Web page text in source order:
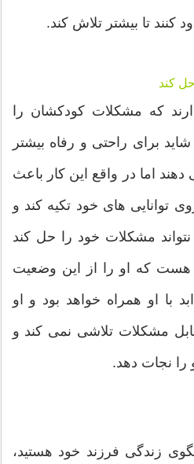
تا بیشتر تلاش کند.
کند
که مشکلات کودکشان را
برای راحتی و رفاه بیشتر
اما در واقع این کار باعث
توانایی های خود تکیه کند و
مشکلات خود را حل کند
که او را از این وضعیت
با او همراه خواهد بود و او
مشکلات تلاشی نمی کند و
را نجات دهد.
زندگی فرزند خود هستید،